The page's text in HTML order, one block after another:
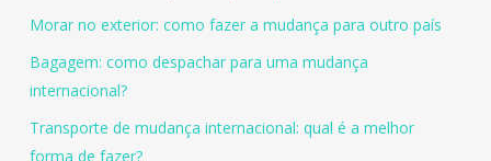
Morar no exterior: como fazer a mudança para outro país
Bagagem: como despachar para uma mudança
internacional?
Transporte de mudança internacional: qual é a melhor
forma de fazer?